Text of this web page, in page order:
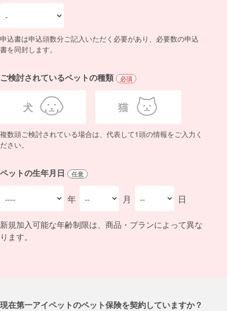
申込書は申込頭数分ご記入いただく必要があり、必要数の申込
書を同封します。
ご検討されているペットの種類 必須
犬 猫
複数頭ご検討されている場合は、代表して1頭の情報をご入力く
ださい。
ペットの生年月日 任意
年 月 日
新規加入可能な年齢制限は、商品・プランによって異な
ります。
現在第一アイペットのペット保険を契約していますか？